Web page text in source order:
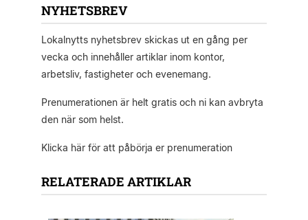
NYHETSBREV
Lokalnytts nyhetsbrev skickas ut en gång per
vecka och innehåller artiklar inom kontor,
arbetsliv, fastigheter och evenemang.
Prenumerationen är helt gratis och ni kan avbryta
den när som helst.
Klicka här för att påbörja er prenumeration
RELATERADE ARTIKLAR